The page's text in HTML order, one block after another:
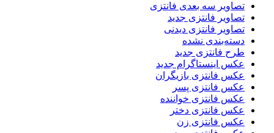
تصاویر سه بعدی فانتزی
تصاویر فانتزی جدید
تصاویر فانتزی دیدنی
دسته‌بندی نشده
طرح فانتزی جدید
عکس اینستاگرام جدید
عکس فانتزی بازیگران
عکس فانتزی پسر
عکس فانتزی خواننده
عکس فانتزی دختر
عکس فانتزی زن